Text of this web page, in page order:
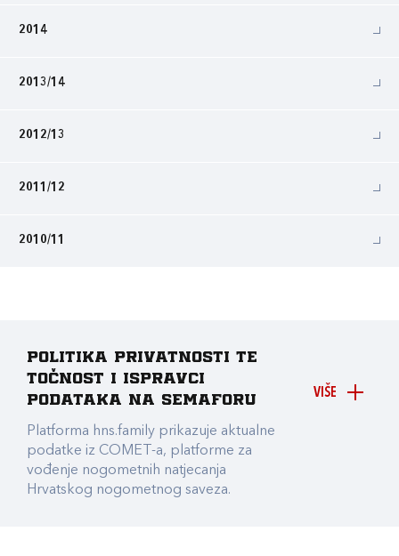
2014
2013/14
2012/13
2011/12
2010/11
VIŠE
Politika privatnosti te
točnost i ispravci
podataka na Semaforu
Platforma hns.family prikazuje aktualne
podatke iz COMET-a, platforme za
vođenje nogometnih natjecanja
Hrvatskog nogometnog saveza.